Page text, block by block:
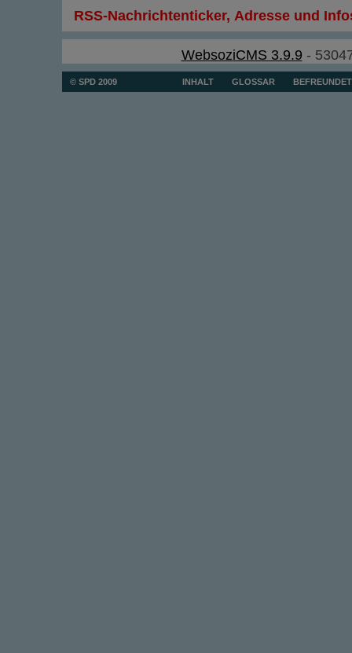
RSS-Nachrichtenticker, Adresse und
WebsoziCMS 3.9.9 -
© SPD 2009 INHALT GLOSSAR